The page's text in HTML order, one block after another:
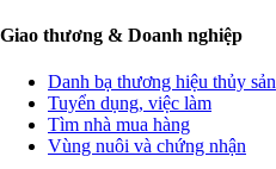
Giao thương & Doanh nghiệp
Danh bạ thương hiệu thủy sản
Tuyển dụng, việc làm
Tìm nhà mua hàng
Vùng nuôi và chứng nhận